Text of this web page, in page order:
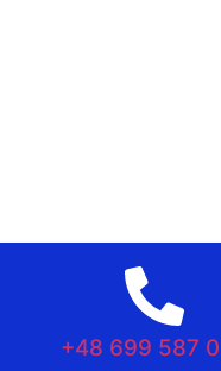
+48 699 587